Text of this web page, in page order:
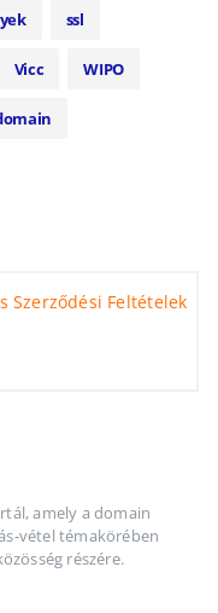
ssl
Vicc WIPO
Szerződési Feltételek
amely a domain
vétel témakörében
részére.